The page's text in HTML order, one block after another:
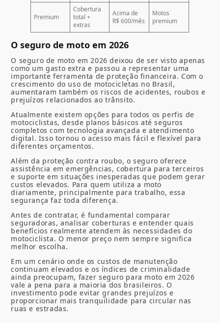
Premium
Cobertura
total +
extras
Acima de
R$ 600/mês
Motos
premium
O seguro de moto em 2026
O seguro de moto em 2026 deixou de ser visto apenas
como um gasto extra e passou a representar uma
importante ferramenta de proteção financeira. Com o
crescimento do uso de motocicletas no Brasil,
aumentaram também os riscos de acidentes, roubos e
prejuízos relacionados ao trânsito.
Atualmente existem opções para todos os perfis de
motociclistas, desde planos básicos até seguros
completos com tecnologia avançada e atendimento
digital. Isso tornou o acesso mais fácil e flexível para
diferentes orçamentos.
Além da proteção contra roubo, o seguro oferece
assistência em emergências, cobertura para terceiros
e suporte em situações inesperadas que podem gerar
custos elevados. Para quem utiliza a moto
diariamente, principalmente para trabalho, essa
segurança faz toda diferença.
Antes de contratar, é fundamental comparar
seguradoras, analisar coberturas e entender quais
benefícios realmente atendem às necessidades do
motociclista. O menor preço nem sempre significa
melhor escolha.
Em um cenário onde os custos de manutenção
continuam elevados e os índices de criminalidade
ainda preocupam, fazer seguro para moto em 2026
vale a pena para a maioria dos brasileiros. O
investimento pode evitar grandes prejuízos e
proporcionar mais tranquilidade para circular nas
ruas e estradas.